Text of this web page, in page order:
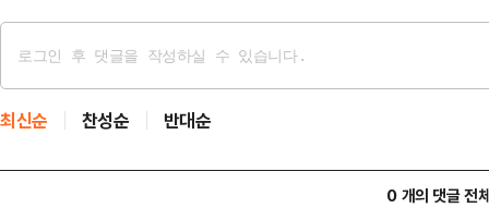
최신순 찬성순 반대순
0 개의 댓글 전